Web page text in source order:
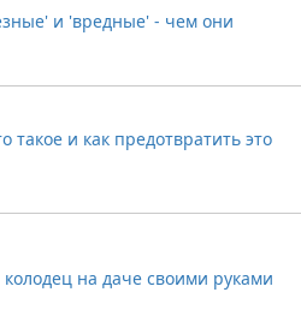
и 'вредные' - чем они
такое и как предотвратить это
на даче своими руками